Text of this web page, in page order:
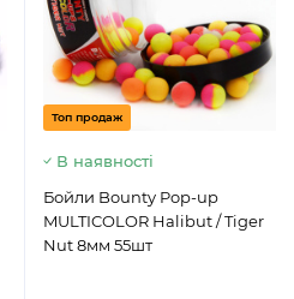
Топ продаж
В наявності
Бойли Bounty Pop-up
MULTICOLOR Halibut / Tiger
Nut 8мм 55шт